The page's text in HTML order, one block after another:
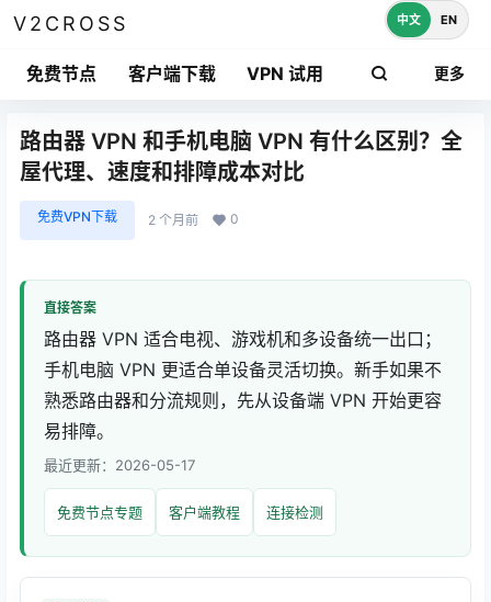
V2CROSS
免费节点 客户端下载 VPN 试用 更多
中文 EN
路由器 VPN 和手机电脑 VPN 有什么区别？全
屋代理、速度和排障成本对比
免费VPN下载 2 个月前 0
直接答案
路由器 VPN 适合电视、游戏机和多设备统一出口；
手机电脑 VPN 更适合单设备灵活切换。新手如果不
熟悉路由器和分流规则，先从设备端 VPN 开始更容
易排障。
最近更新：2026-05-17
免费节点专题 客户端教程 连接检测